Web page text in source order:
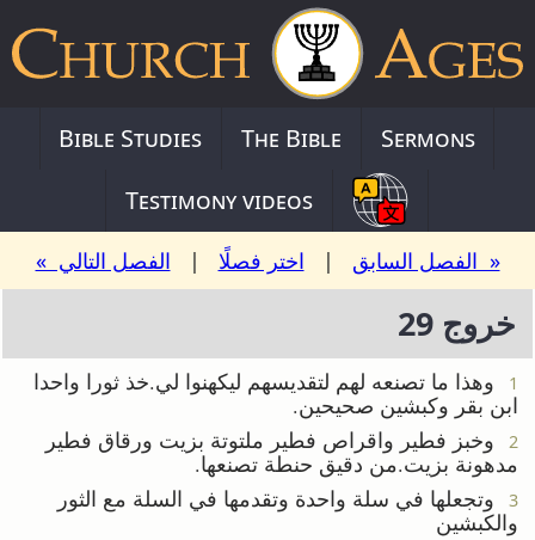
Bible Studies The Bible
Sermons
Testimony videos
« الفصل السابق | اختر فصلًا | الفصل التالي »
خروج 29
1
وهذا ما تصنعه لهم لتقديسهم ليكهنوا لي.خذ ثورا واحدا
ابن بقر وكبشين صحيحين.
2
وخبز فطير واقراص فطير ملتوتة بزيت ورقاق فطير
مدهونة بزيت.من دقيق حنطة تصنعها.
3
وتجعلها في سلة واحدة وتقدمها في السلة مع الثور
والكبشين